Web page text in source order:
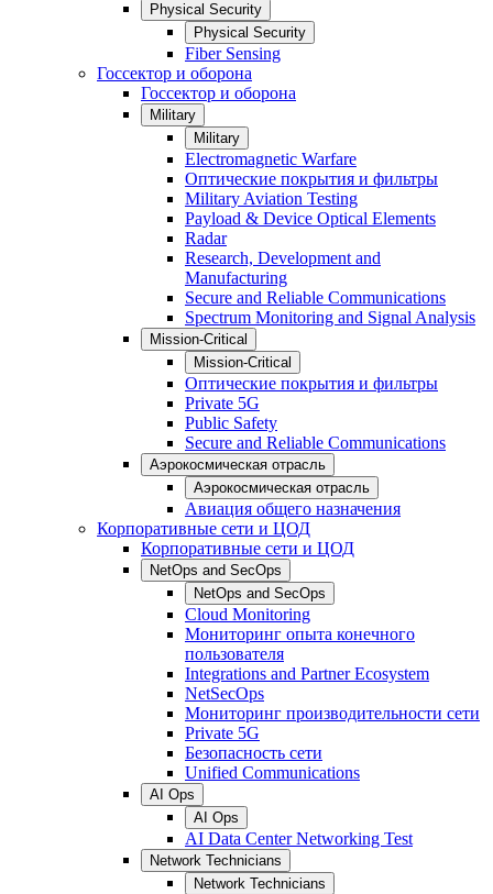
Physical Security
Physical Security
Fiber Sensing
Госсектор и оборона
Госсектор и оборона
Military
Military
Electromagnetic Warfare
Оптические покрытия и фильтры
Military Aviation Testing
Payload & Device Optical Elements
Radar
Research, Development and
Manufacturing
Secure and Reliable Communications
Spectrum Monitoring and Signal Analysis
Mission-Critical
Mission-Critical
Оптические покрытия и фильтры
Private 5G
Public Safety
Secure and Reliable Communications
Аэрокосмическая отрасль
Аэрокосмическая отрасль
Авиация общего назначения
Корпоративные сети и ЦОД
Корпоративные сети и ЦОД
NetOps and SecOps
NetOps and SecOps
Cloud Monitoring
Мониторинг опыта конечного
пользователя
Integrations and Partner Ecosystem
NetSecOps
Мониторинг производительности сети
Private 5G
Безопасность сети
Unified Communications
AI Ops
AI Ops
AI Data Center Networking Test
Network Technicians
Network Technicians